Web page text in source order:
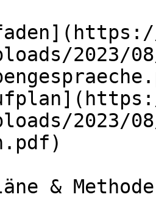
2023/
2023/
&